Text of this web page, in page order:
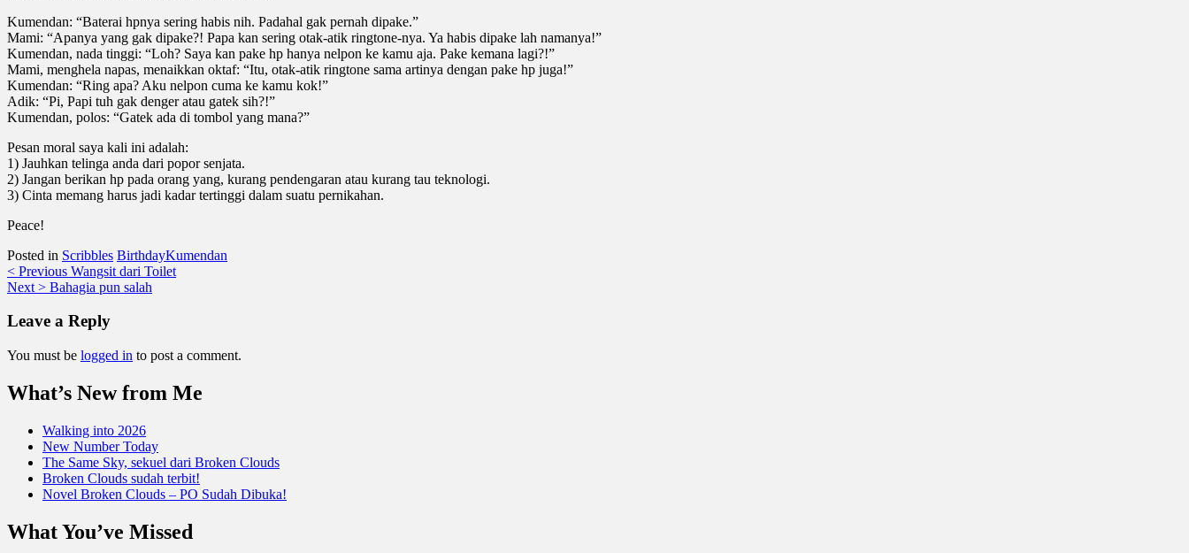
Kumendan: “Baterai hpnya sering habis nih. Padahal gak pernah dipake.”
Mami: “Apanya yang gak dipake?! Papa kan sering otak-atik ringtone-nya. Ya habis dipake lah namanya!”
Kumendan, nada tinggi: “Loh? Saya kan pake hp hanya nelpon ke kamu aja. Pake kemana lagi?!”
Mami, menghela napas, menaikkan oktaf: “Itu, otak-atik ringtone sama artinya dengan pake hp juga!”
Kumendan: “Ring apa? Aku nelpon cuma ke kamu kok!”
Adik: “Pi, Papi tuh gak denger atau gatek sih?!”
Kumendan, polos: “Gatek ada di tombol yang mana?”
Pesan moral saya kali ini adalah:
1) Jauhkan telinga anda dari popor senjata.
2) Jangan berikan hp pada orang yang, kurang pendengaran atau kurang tau teknologi.
3) Cinta memang harus jadi kadar tertinggi dalam suatu pernikahan.
Peace!
Posted in Scribbles BirthdayKumendan
Post
navigation
< Previous Wangsit dari Toilet
Next > Bahagia pun salah
Leave a Reply
You must be logged in to post a comment.
What’s New from Me
Walking into 2026
New Number Today
The Same Sky, sekuel dari Broken Clouds
Broken Clouds sudah terbit!
Novel Broken Clouds – PO Sudah Dibuka!
What You’ve Missed